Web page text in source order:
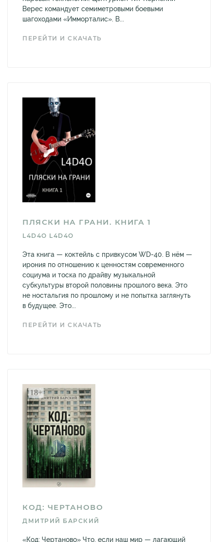
Верес командует семиметровыми боевыми
шагоходами «Имморталис». В...
ПЕРЕЙТИ И СКАЧАТЬ
ПЛЯСКИ НА ГРАНИ. КНИГА 1
L4D4O L4D4O
Эта книга — коктейль с привкусом WD-40. В нём —
ирония по отношению к ценностям современного
социума и тоска по драйву музыкальной
субкультуры второй половины прошлого века. Это
не ностальгия по прошлому и не попытка заглянуть
в будущее. Это...
ПЕРЕЙТИ И СКАЧАТЬ
КОД: ЧЕРТАНОВО
ДМИТРИЙ БАРСКИЙ
«Код: Чертаново» Что, если наш мир — лагающий